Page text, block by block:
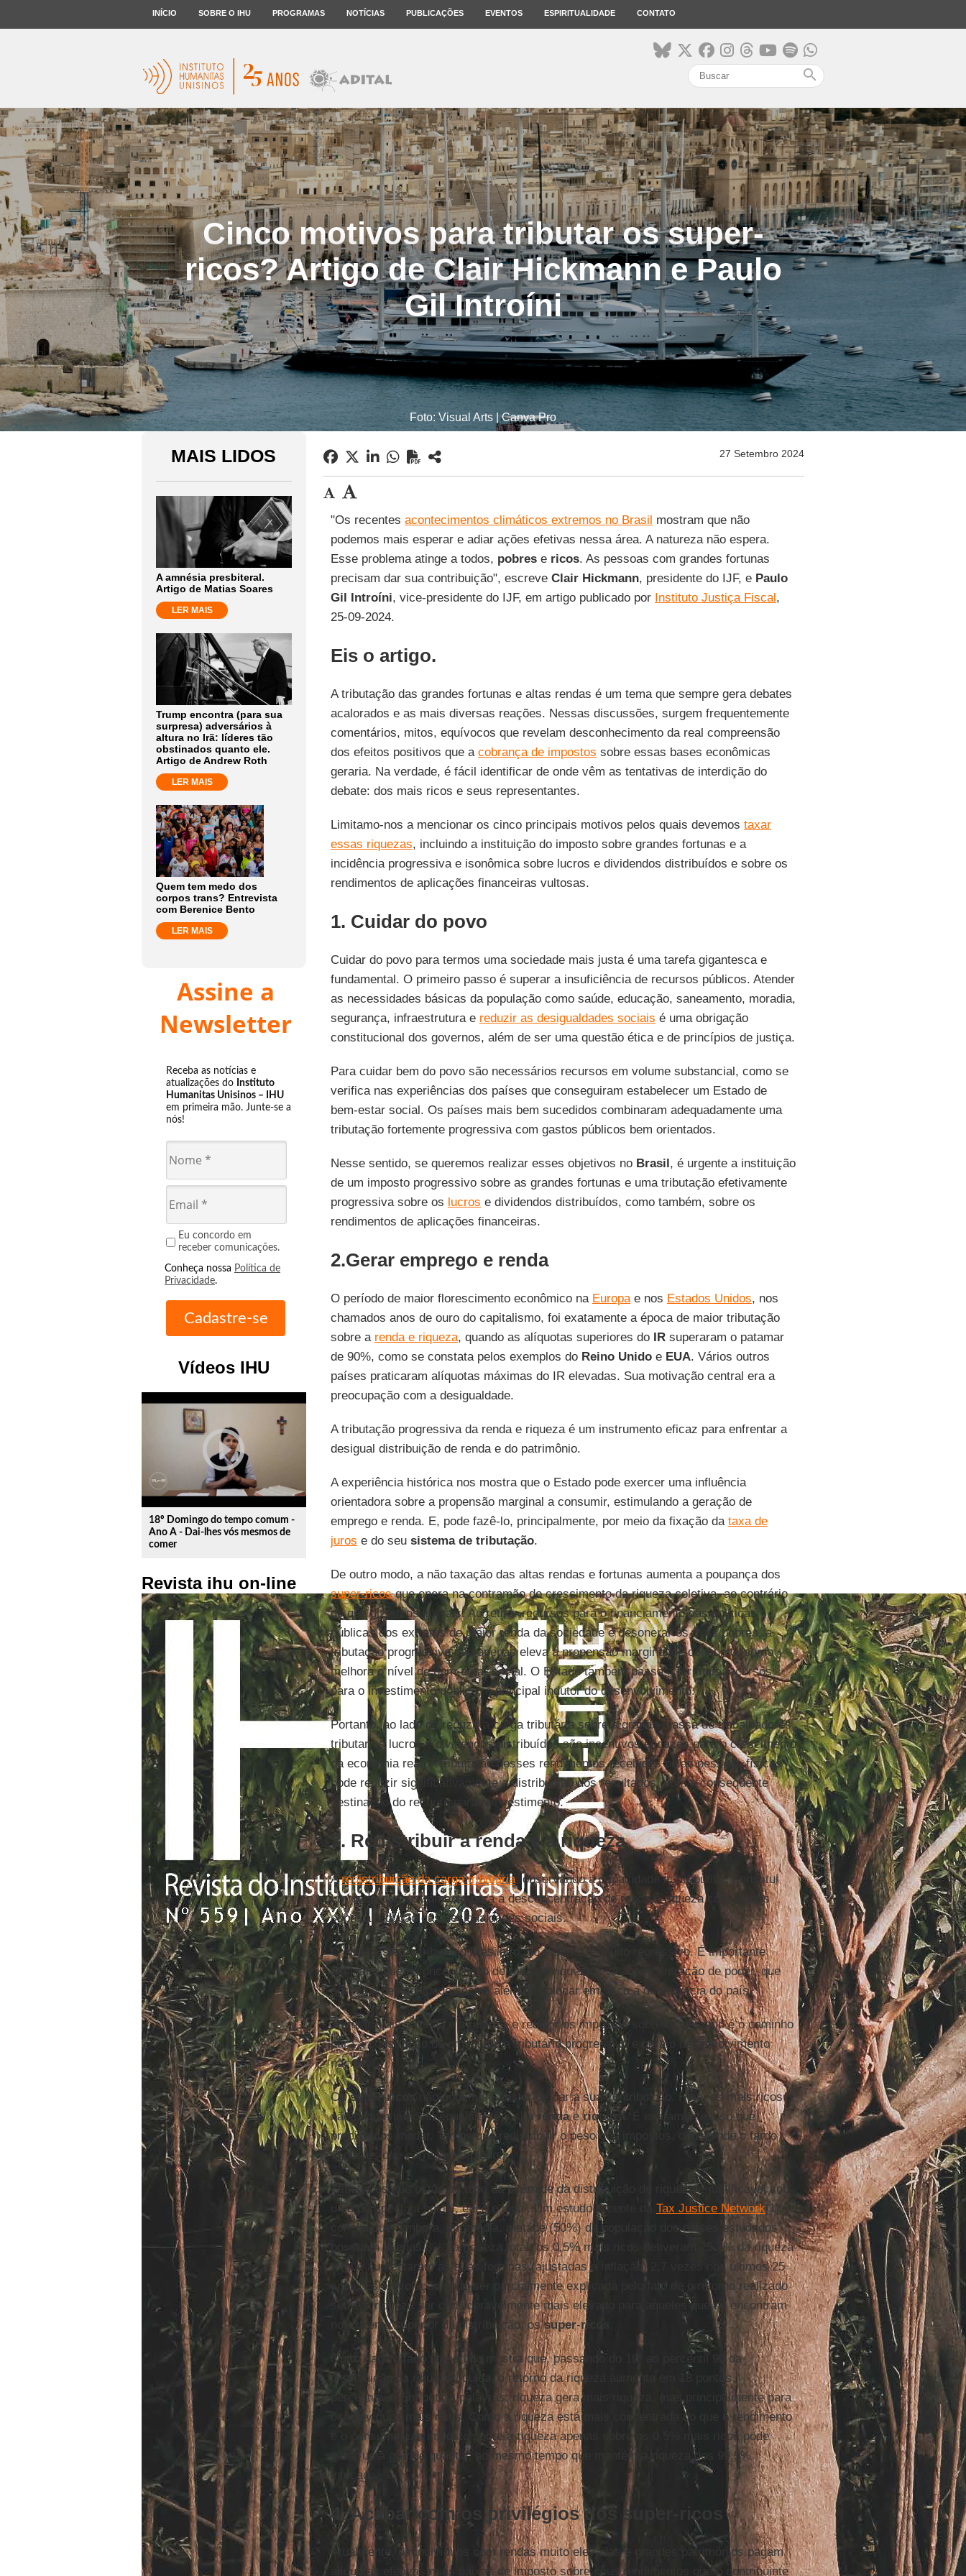
INÍCIO SOBRE O IHU PROGRAMAS NOTÍCIAS PUBLICAÇÕES EVENTOS ESPIRITUALIDADE CONTATO
search
Cinco motivos para tributar os super-
ricos? Artigo de Clair Hickmann e Paulo
Gil Introíni
Foto: Visual Arts | Canva Pro
MAIS LIDOS
A amnésia presbiteral.
Artigo de Matias Soares
LER MAIS
Trump encontra (para sua
surpresa) adversários à
altura no Irã: líderes tão
obstinados quanto ele.
Artigo de Andrew Roth
LER MAIS
Quem tem medo dos
corpos trans? Entrevista
com Berenice Bento
LER MAIS
Assine a
Newsletter
Receba as notícias e
atualizações do Instituto
Humanitas Unisinos – IHU
em primeira mão. Junte-se a
nós!
Eu concordo em
receber comunicações.
Conheça nossa Política de
Privacidade.
Vídeos IHU
play_circle_outline
18º Domingo do tempo comum -
Ano A - Dai-lhes vós mesmos de
comer
Revista ihu on-line
27 Setembro 2024
"Os recentes acontecimentos climáticos extremos no Brasil mostram que não
podemos mais esperar e adiar ações efetivas nessa área. A natureza não espera.
Esse problema atinge a todos, pobrese ricos. As pessoas com grandes fortunas
precisam dar sua contribuição", escreve Clair Hickmann, presidente do IJF, e Paulo
Gil Introíni, vice-presidente do IJF, em artigo publicado por Instituto Justiça Fiscal,
25-09-2024.
Eis o artigo.
A tributação das grandes fortunas e altas rendas é um tema que sempre gera debates
acalorados e as mais diversas reações. Nessas discussões, surgem frequentemente
comentários, mitos, equívocos que revelam desconhecimento da real compreensão
dos efeitos positivos que a cobrança de impostos sobre essas bases econômicas
geraria. Na verdade, é fácil identificar de onde vêm as tentativas de interdição do
debate: dos mais ricos e seus representantes.
Limitamo-nos a mencionar os cinco principais motivos pelos quais devemos taxar
essas riquezas, incluindo a instituição do imposto sobre grandes fortunas e a
incidência progressiva e isonômica sobre lucros e dividendos distribuídos e sobre os
rendimentos de aplicações financeiras vultosas.
1. Cuidar do povo
Cuidar do povo para termos uma sociedade mais justa é uma tarefa gigantesca e
fundamental. O primeiro passo é superar a insuficiência de recursos públicos. Atender
as necessidades básicas da população como saúde, educação, saneamento, moradia,
segurança, infraestrutura e reduzir as desigualdades sociais é uma obrigação
constitucional dos governos, além de ser uma questão ética e de princípios de justiça.
Para cuidar bem do povo são necessários recursos em volume substancial, como se
verifica nas experiências dos países que conseguiram estabelecer um Estado de
bem-estar social. Os países mais bem sucedidos combinaram adequadamente uma
tributação fortemente progressiva com gastos públicos bem orientados.
Nesse sentido, se queremos realizar esses objetivos no Brasil, é urgente a instituição
de um imposto progressivo sobre as grandes fortunas e uma tributação efetivamente
progressiva sobre os lucros e dividendos distribuídos, como também, sobre os
rendimentos de aplicações financeiras.
2.Gerar emprego e renda
O período de maior florescimento econômico na Europae nos Estados Unidos, nos
chamados anos de ouro do capitalismo, foi exatamente a época de maior tributação
sobre a renda e riqueza, quando as alíquotas superiores do IRsuperaram o patamar
de 90%, como se constata pelos exemplos do Reino Unidoe EUA. Vários outros
países praticaram alíquotas máximas do IR elevadas. Sua motivação central era a
preocupação com a desigualdade.
A tributação progressiva da renda e riqueza é um instrumento eficaz para enfrentar a
desigual distribuição de renda e do patrimônio.
A experiência histórica nos mostra que o Estado pode exercer uma influência
orientadora sobre a propensão marginal a consumir, estimulando a geração de
emprego e renda. E, pode fazê-lo, principalmente, por meio da fixação da taxa de
juros e do seu sistema de tributação.
De outro modo, a não taxação das altas rendas e fortunas aumenta a poupança dos
super-ricosque opera na contramão do crescimento da riqueza coletiva, ao contrário
do que dizem os liberais. Ao retirar recursos para o financiamento das políticas
públicas dos extratos de maior renda da sociedade e desonerar os mais pobres, a
tributação progressiva não apenas eleva a propensão marginal de consumo, como
melhora o nível de bem-estar social. O Estado também passa a ter mais recursos
para o investimento público, o principal indutor do desenvolvimento.
Portanto, ao lado de reduzir a carga tributária sobre a grande massa de trabalhadores,
tributar os lucros e dividendos distribuídos são incentivos eficazes para o crescimento
da economia real. A tributação desses rendimentos recebidos pelas pessoas físicas
pode reduzir significativamente a distribuição dos resultados, com a consequente
destinação do recurso para reinvestimento.
3. Redistribuir a renda e a riqueza
Aredistribuição da carga tributária, observando a capacidade contributiva, constitui
um poderoso instrumento para a desconcentração de renda e riqueza com efeitos
sobre a redução das desigualdades sociais.
O atual sistema tributário brasileiro, no entanto, é muito regressivo. É importante
assinalar que a concentração de renda e riqueza leva à concentração de poder, que
agrava a desigualdade social, além de colocar em risco a democracia do país.
Tributar mais a renda e a riqueza e reduzir os impostos sobre o consumo é o caminho
para a construção de um sistema tributário progressivo e para o desenvolvimento
nacional.
Ossuper-ricosnão podem se abster de dar a sua contribuição. Hoje, os mais ricos
não pagam imposto equivalente à suarendaeriqueza. É exatamente isso que
precisamos mudar. Temos que redistribuir o peso dos impostos, diminuindo o fardo
daqueles que carregam o piano.
Tributar os que estão no topo da pirâmide da distribuição de riqueza é justificável sob
uma perspectiva social, ética e legal. Um estudo recente da Tax Justice Network[1]
conclui que, embora, em média, metade (50%) da população dos países estudados
possuam apenas 3% da riqueza total, os 0,5% mais ricos detiveram 25,7% da riqueza
total e aumentaram as suas fortunas (ajustadas à inflação) 2,7 vezes nos últimos 25
anos. Esta evolução pode ser parcialmente explicada pelo fato de o retorno realizado
sobre a riqueza ser consideravelmente mais elevado para aqueles que se encontram
no extremo superior da distribuição, ossuper-ricos
Outro dado citado no estudo mostra que, passando do 10º ao percentil 90 da
distribuição da riqueza líquida, o retorno da riqueza aumenta em 18 pontos
percentuais. Em outras palavras: riqueza gera mais riqueza, mas principalmente para
os indivíduos mais ricos. Como a riqueza está mais concentrada do que o rendimento
e o consumo, um imposto sobre a riqueza apenas sobre os 0,5% mais ricos pode
gerar uma grande quantia, ao mesmo tempo que mantém a riqueza dos 99,5%
intocada.
4. Acabar com os privilégios dos super-ricos
Atualmente, os indivíduos com rendas muito elevadas e grandes patrimônios pagam
alíquotas efetivas mais baixas de imposto sobre seus rendimentos que o contribuinte